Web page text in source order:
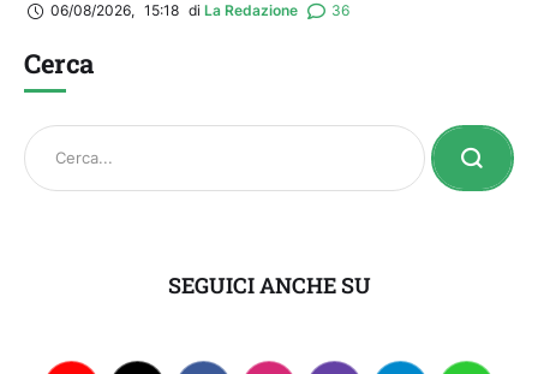
06/08/2026, 15:18 di La Redazione 36
Cerca
SEGUICI ANCHE SU